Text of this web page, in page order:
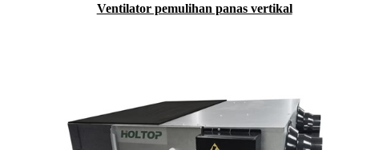
Ventilator pemulihan panas vertikal